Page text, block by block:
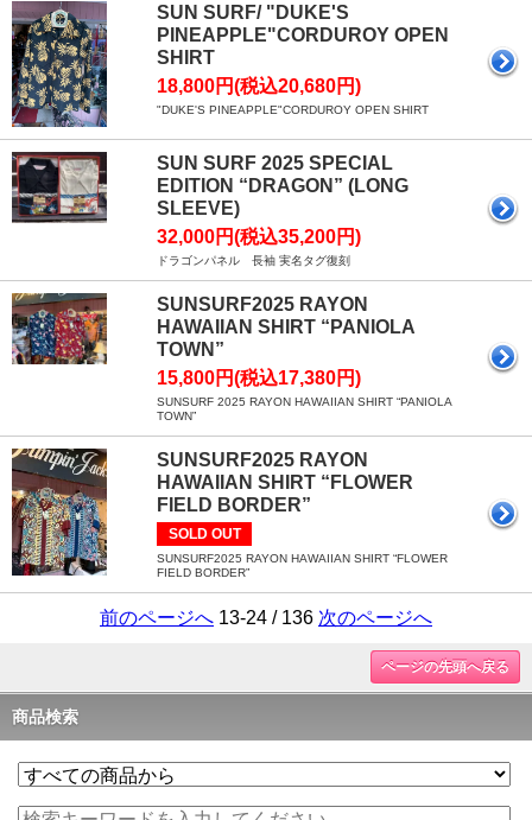
SUN SURF/ "DUKE'S
PINEAPPLE"CORDUROY OPEN
SHIRT
18,800円(税込20,680円)
"DUKE'S PINEAPPLE"CORDUROY OPEN SHIRT
SUN SURF 2025 SPECIAL
EDITION “DRAGON” (LONG
SLEEVE)
32,000円(税込35,200円)
ドラゴンパネル 長袖 実名タグ復刻
SUNSURF2025 RAYON
HAWAIIAN SHIRT “PANIOLA
TOWN”
15,800円(税込17,380円)
SUNSURF 2025 RAYON HAWAIIAN SHIRT “PANIOLA
TOWN”
SUNSURF2025 RAYON
HAWAIIAN SHIRT “FLOWER
FIELD BORDER”
SOLD OUT
SUNSURF2025 RAYON HAWAIIAN SHIRT “FLOWER
FIELD BORDER”
前のページへ 13-24 / 136 次のページへ
ページの先頭へ戻る
商品検索